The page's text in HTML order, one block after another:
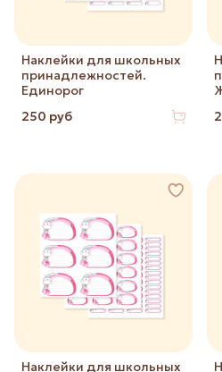
Наклейки для школьных
принадлежностей.
Единорог
250 руб
Наклейки для школьных